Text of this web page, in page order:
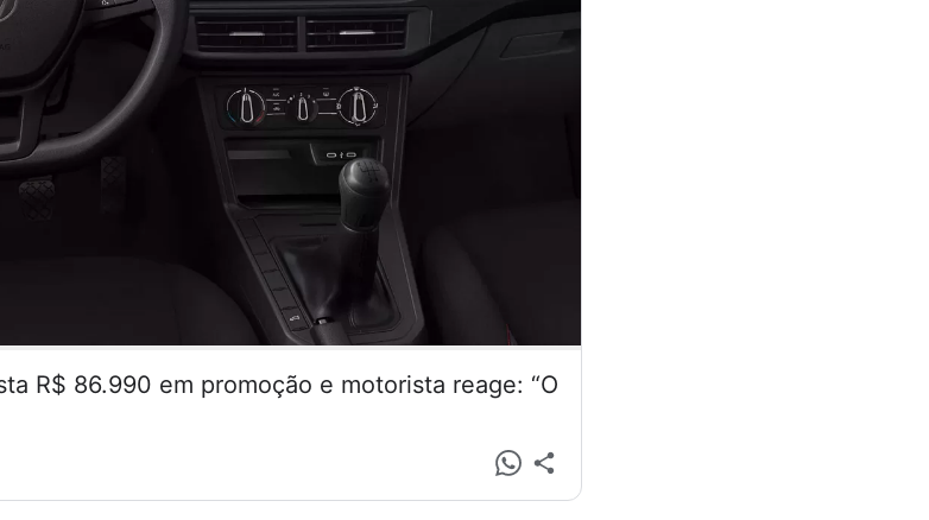
R$ 86.990 em promoção e motorista reage: “O